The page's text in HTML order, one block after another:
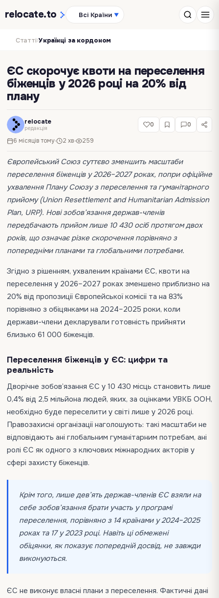
relocate.to Всі Країни ▼
Статті›Українці за кордоном
ЄС скорочує квоти на переселення
біженців у 2026 році на 20% від
плану
relocate
редакція
6 місяців тому 2 хв 259
0 0
Європейський Союз суттєво зменшить масштаби
переселення біженців у 2026–2027 роках, попри офіційне
ухвалення Плану Союзу з переселення та гуманітарного
прийому (Union Resettlement and Humanitarian Admission
Plan, URP). Нові зобов’язання держав-членів
передбачають прийом лише 10 430 осіб протягом двох
років, що означає різке скорочення порівняно з
попередніми планами та глобальними потребами.
Згідно з рішенням, ухваленим країнами ЄС, квоти на
переселення у 2026–2027 роках зменшено приблизно на
20% від пропозиції Європейської комісії та на 83%
порівняно з обіцянками на 2024–2025 роки, коли
держави-члени декларували готовність прийняти
близько 61 000 біженців.
Переселення біженців у ЄС: цифри та
реальність
Дворічне зобов’язання ЄС у 10 430 місць становить лише
0,4% від 2,5 мільйона людей, яких, за оцінками УВКБ ООН,
необхідно буде переселити у світі лише у 2026 році.
Правозахисні організації наголошують: такі масштаби не
відповідають ані глобальним гуманітарним потребам, ані
ролі ЄС як одного з ключових міжнародних акторів у
сфері захисту біженців.
Крім того, лише дев’ять держав-членів ЄС взяли на
себе зобов’язання брати участь у програмі
переселення, порівняно з 14 країнами у 2024–2025
роках та 17 у 2023 році. Навіть ці обмежені
обіцянки, як показує попередній досвід, не завжди
виконуються.
ЄС не виконує власні плани з переселення. Фактичні дані